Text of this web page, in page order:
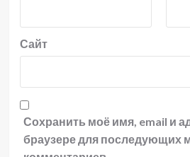
Сайт
Сохранить моё имя, email и
браузере для последующих